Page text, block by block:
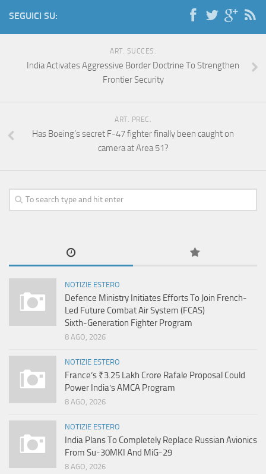
SEGUICI SU:
ART. SUCCES.
India Activates Aggressive Border Doctrine To Strengthen
Frontier Security
ART. PREC.
Has Boeing’s secret F-47 fighter finally been caught on
camera at Area 51?
NOTIZIE ESTERO
Defence Ministry Initiates Efforts To Join French-
Led Future Combat Air System (FCAS)
Sixth‑Generation Fighter Program
8 AGO, 2026
NOTIZIE ESTERO
France’s ₹3.25 Lakh Crore Rafale Proposal Could
Power India’s AMCA Program
8 AGO, 2026
NOTIZIE ESTERO
India Plans To Completely Replace Russian Avionics
From Su-30MKI And MiG-29
8 AGO, 2026